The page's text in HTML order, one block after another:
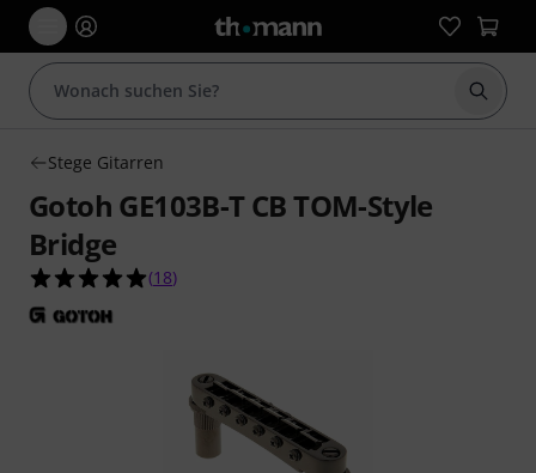
Suche
Stege Gitarren
Gotoh GE103B-T CB TOM-Style
Bridge
4.9 von 5 Sternen aus 18 Kundenbewertungen
(18)